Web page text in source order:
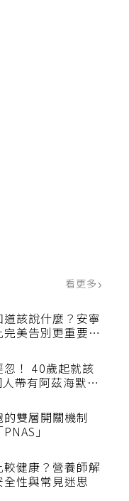
看更多
道該說什麼？安寧
完美告別更重要，
忽！ 40歲起就該
帶有阿茲海默症
的雙層開關機制
」
較健康？營養師解
全性與常見迷思